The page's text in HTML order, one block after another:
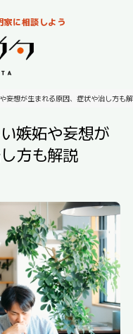
に相談しよう
妄想が生まれる原因、症状や治し方も
嫉妬や妄想が
方も解説